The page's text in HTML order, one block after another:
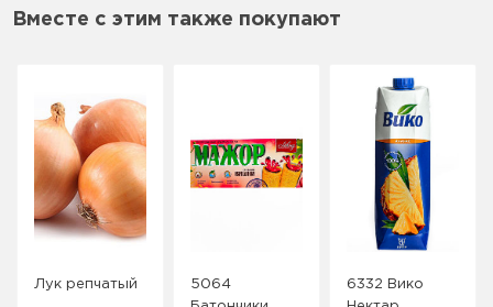
Вместе с этим также покупают
Лук репчатый
5064
6332 Вико